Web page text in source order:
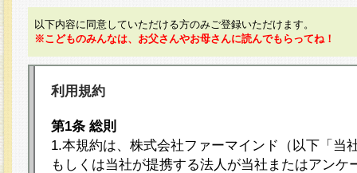
以下内容に同意していただける方のみご登録いただけます。
※こどものみんなは、お父さんやお母さんに読んでもらってね！
利用規約
第1条 総則
1.本規約は、株式会社ファーマインド（以下「当
もしくは当社が提携する法人が当社またはアンケ